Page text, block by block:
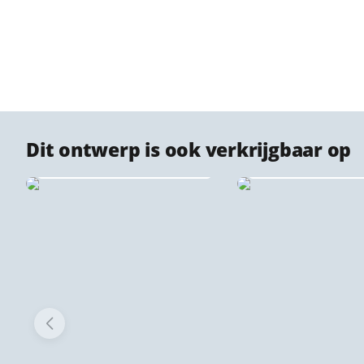
Dit ontwerp is ook verkrijgbaar op
Geroest